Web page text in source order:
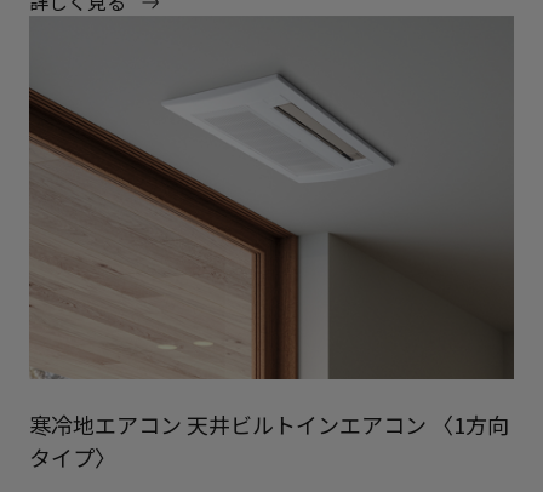
寒冷地エアコン 天井ビルトインエアコン 〈1方向
タイプ〉